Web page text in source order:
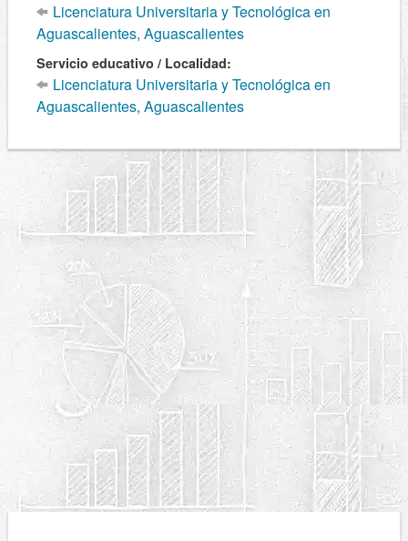
Licenciatura Universitaria y Tecnológica en
Aguascalientes, Aguascalientes
Servicio educativo / Localidad:
Licenciatura Universitaria y Tecnológica en
Aguascalientes, Aguascalientes